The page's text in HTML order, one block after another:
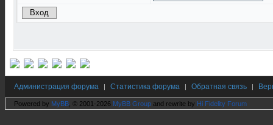
Администрация форума | Статистика форума | Обратная связь |
Powered by MyBB , © 2001-2026 MyBB Group and rewrite by Hi Fidelity Forum